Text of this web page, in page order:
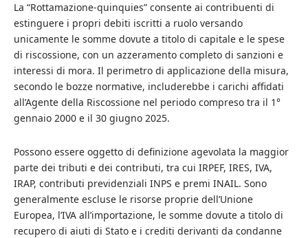
La “Rottamazione-quinquies” consente ai contribuenti di
estinguere i propri debiti iscritti a ruolo versando
unicamente le somme dovute a titolo di capitale e le spese
di riscossione, con un azzeramento completo di sanzioni e
interessi di mora. Il perimetro di applicazione della misura,
secondo le bozze normative, includerebbe i carichi affidati
all’Agente della Riscossione nel periodo compreso tra il 1°
gennaio 2000 e il 30 giugno 2025.
Possono essere oggetto di definizione agevolata la maggior
parte dei tributi e dei contributi, tra cui IRPEF, IRES, IVA,
IRAP, contributi previdenziali INPS e premi INAIL. Sono
generalmente escluse le risorse proprie dell’Unione
Europea, l’IVA all’importazione, le somme dovute a titolo di
recupero di aiuti di Stato e i crediti derivanti da condanne